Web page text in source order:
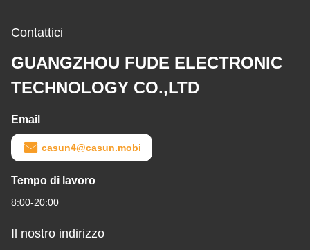
Contattici
GUANGZHOU FUDE ELECTRONIC
TECHNOLOGY CO.,LTD
Email
casun4@casun.mobi
Tempo di lavoro
8:00-20:00
Il nostro indirizzo